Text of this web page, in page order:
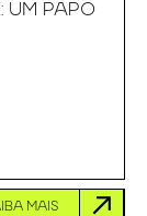
UM PAPO
MAIS